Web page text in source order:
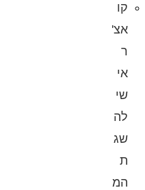
קו
אצ'
ר
אי
שי
לה
שג
ת
המ